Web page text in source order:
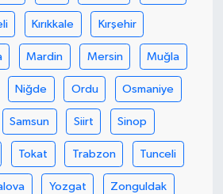
Kırıkkale Kırşehir
Mardin Mersin Muğla
Niğde Ordu Osmaniye
Samsun Siirt Sinop
Tokat Trabzon Tunceli
Yozgat Zonguldak